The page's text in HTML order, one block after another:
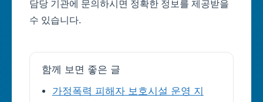
담당 기관에 문의하시면 정확한 정보를 제공받을
수 있습니다.
함께 보면 좋은 글
가정폭력 피해자 보호시설 운영 지